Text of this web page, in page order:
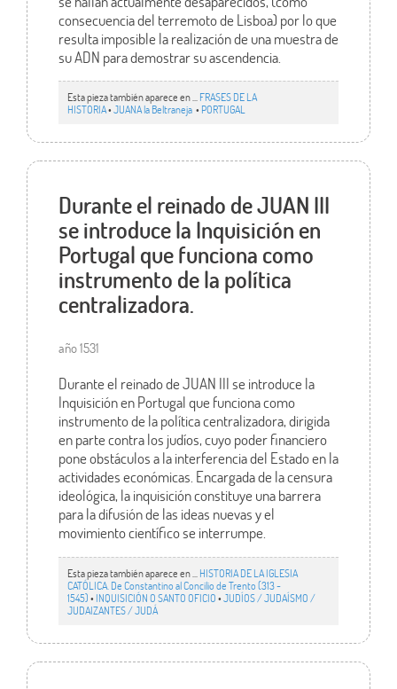
consecuencia del terremoto de Lisboa) por lo que
resulta imposible la realización de una muestra de
su ADN para demostrar su ascendencia.
Esta pieza también aparece en ... FRASES DE LA
HISTORIA•JUANA la Beltraneja • PORTUGAL
Durante el reinado de JUAN III
se introduce la Inquisición en
Portugal que funciona como
instrumento de la política
centralizadora.
año 1531
Durante el reinado de JUAN III se introduce la
Inquisición en Portugal que funciona como
instrumento de la política centralizadora, dirigida
en parte contra los judíos, cuyo poder financiero
pone obstáculos a la interferencia del Estado en la
actividades económicas. Encargada de la censura
ideológica, la inquisición constituye una barrera
para la difusión de las ideas nuevas y el
movimiento científico se interrumpe.
Esta pieza también aparece en ... HISTORIA DE LA IGLESIA
CATÓLICA. De Constantino al Concilio de Trento (313 -
1545)• INQUISICIÓN O SANTO OFICIO•JUDÍOS / JUDAÍSMO /
JUDAIZANTES / JUDÁ